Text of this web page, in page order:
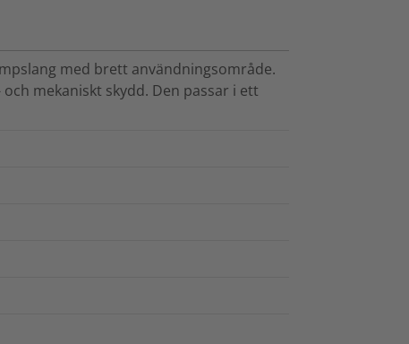
med brett användningsområde.
mekaniskt skydd. Den passar i ett